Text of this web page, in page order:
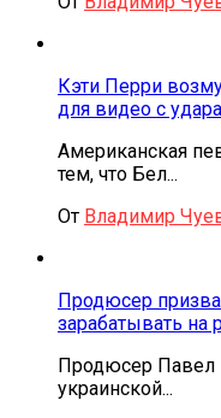
Кэти Перри
для видео с
Американская
тем, что Бел...
От Владимир
Продюсер
зарабатывать на
Продюсер Павел
украинской...